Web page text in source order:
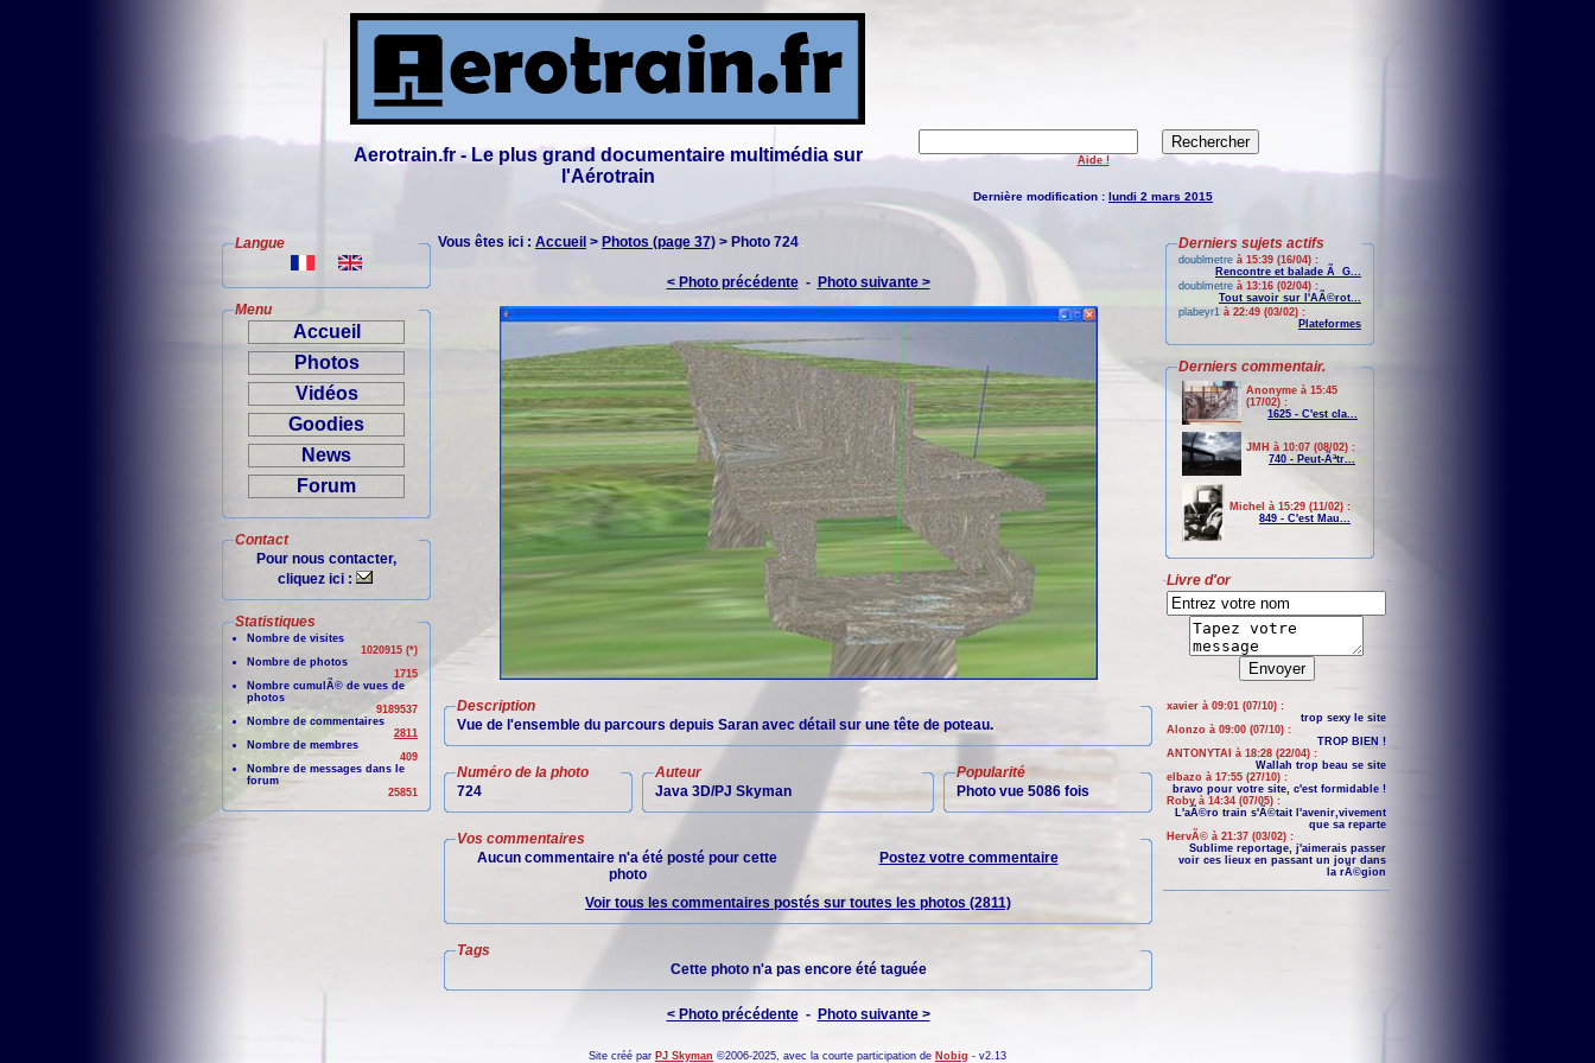
Aerotrain.fr - Le plus grand documentaire multimédia sur
l'Aérotrain
Aide !
Dernière modification : lundi 2 mars 2015
Langue
Menu
Accueil
Photos
Vidéos
Goodies
News
Forum
Contact
Pour nous contacter,
cliquez ici :
Statistiques
Nombre de visites
1020915 (*)
Nombre de photos
1715
Nombre cumulÃ© de vues de
photos
9189537
Nombre de commentaires
2811
Nombre de membres
409
Nombre de messages dans le
forum
25851
Vous êtes ici : Accueil > Photos (page 37) > Photo 724
< Photo précédente- Photo suivante >
Description
Vue de l'ensemble du parcours depuis Saran avec détail sur une tête de poteau.
Numéro de la photo
724
Auteur
Java 3D/PJ Skyman
Popularité
Photo vue 5086 fois
Vos commentaires
Aucun commentaire n'a été posté pour cette
photo
Postez votre commentaire
Voir tous les commentaires postés sur toutes les photos (2811)
Tags
Cette photo n'a pas encore été taguée
< Photo précédente- Photo suivante >
Derniers sujets actifs
doublmetre à 15:39 (16/04) :
Rencontre et balade Ã G...
doublmetre à 13:16 (02/04) :
Tout savoir sur l'AÃ©rot...
plabeyr1 à 22:49 (03/02) :
Plateformes
Derniers commentair.
Anonyme à 15:45
(17/02) :
1625 - C'est cla...
JMH à 10:07 (08/02) :
740 - Peut-Ãªtr...
Michel à 15:29 (11/02) :
849 - C'est Mau...
Livre d'or
xavier à 09:01 (07/10) :
trop sexy le site
Alonzo à 09:00 (07/10) :
TROP BIEN !
ANTONYTAI à 18:28 (22/04) :
Wallah trop beau se site
elbazo à 17:55 (27/10) :
bravo pour votre site, c'est formidable !
Roby à 14:34 (07/05) :
L'aÃ©ro train s'Ã©tait l'avenir,vivement
que sa reparte
HervÃ© à 21:37 (03/02) :
Sublime reportage, j'aimerais passer
voir ces lieux en passant un jour dans
la rÃ©gion
Site créé par PJ Skyman ©2006-2025, avec la courte participation de Nobig - v2.13